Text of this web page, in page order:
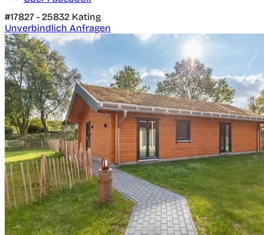
#17827 - 25832 Kating
Unverbindlich Anfragen